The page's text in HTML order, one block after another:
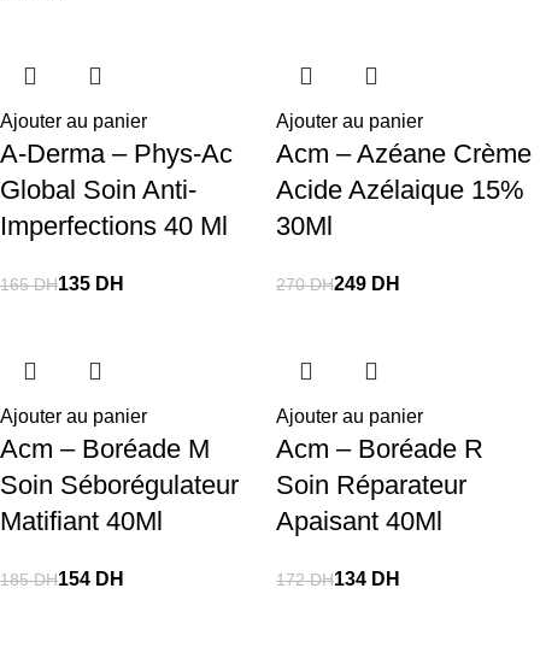
Ajouter au panier
A-Derma – Phys-Ac
Global Soin Anti-
Imperfections 40 Ml
165DH135 DH
Ajouter au panier
Acm – Azéane Crème
Acide Azélaique 15%
30Ml
270DH249 DH
Ajouter au panier
Acm – Boréade M
Soin Séborégulateur
Matifiant 40Ml
185DH154 DH
Ajouter au panier
Acm – Boréade R
Soin Réparateur
Apaisant 40Ml
172DH134 DH